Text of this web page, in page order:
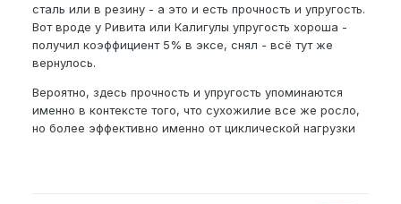
сталь или в резину - а это и есть прочность и упругость.
Вот вроде у Ривита или Калигулы упругость хороша -
получил коэффициент 5% в эксе, снял - всё тут же
вернулось.
Вероятно, здесь прочность и упругость упоминаются
именно в контексте того, что сухожилие все же росло,
но более эффективно именно от циклической нагрузки